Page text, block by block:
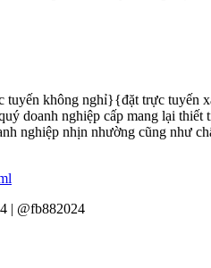
tuyến không nghỉ}{đặt trực tuyến
doanh nghiệp cấp mang lại
nghiệp nhịn nhường cũng như
| @fb882024